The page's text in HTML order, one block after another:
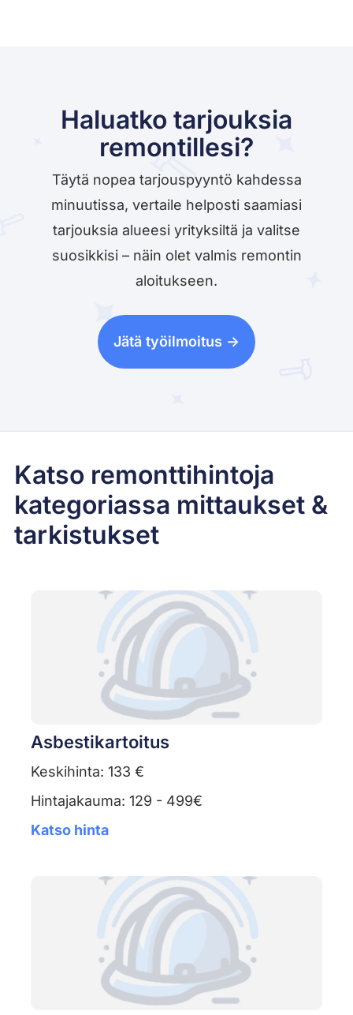
Haluatko tarjouksia
remontillesi?
Täytä nopea tarjouspyyntö kahdessa
minuutissa, vertaile helposti saamiasi
tarjouksia alueesi yrityksiltä ja valitse
suosikkisi – näin olet valmis remontin
aloitukseen.
Jätä työilmoitus ->
Katso remonttihintoja
kategoriassa mittaukset &
tarkistukset
Asbestikartoitus
Keskihinta: 133 €
Hintajakauma: 129 - 499€
Katso hinta